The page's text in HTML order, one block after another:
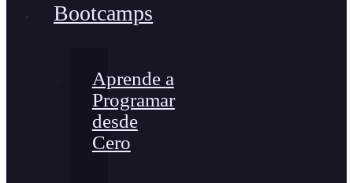
Bootcamps
Aprende a
Programar
desde
Cero